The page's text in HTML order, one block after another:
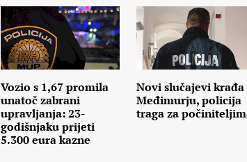
Vozio s 1,67 promila
unatoč zabrani
upravljanja: 23-
godišnjaku prijeti
5.300 eura kazne
Novi slučajevi krađa
Međimurju, policija
traga za